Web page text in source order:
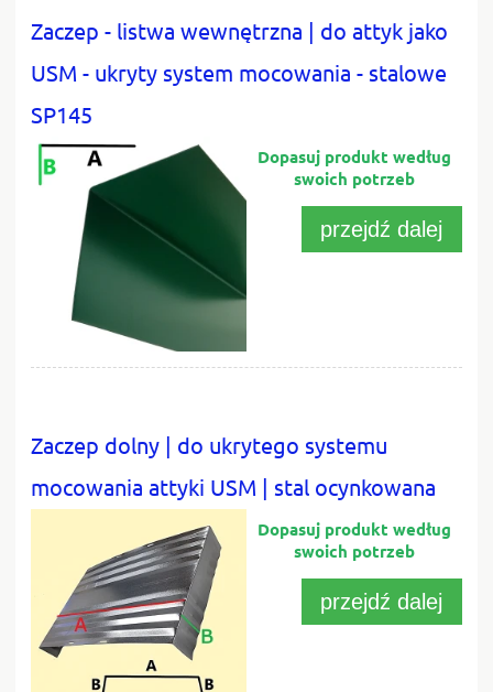
Zaczep - listwa wewnętrzna | do attyk jako
USM - ukryty system mocowania - stalowe
SP145
przejdź dalej
Zaczep dolny | do ukrytego systemu
mocowania attyki USM | stal ocynkowana
przejdź dalej